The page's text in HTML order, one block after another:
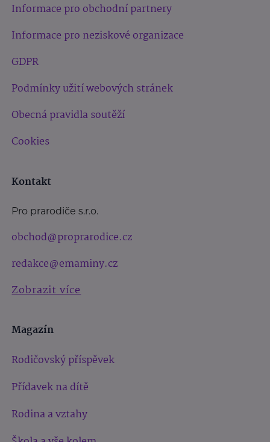
Informace pro obchodní partnery
Informace pro neziskové organizace
GDPR
Podmínky užití webových stránek
Obecná pravidla soutěží
Cookies
Kontakt
Pro prarodiče s.r.o.
obchod@proprarodice.cz
redakce@emaminy.cz
Zobrazit více
Magazín
Rodičovský příspěvek
Přídavek na dítě
Rodina a vztahy